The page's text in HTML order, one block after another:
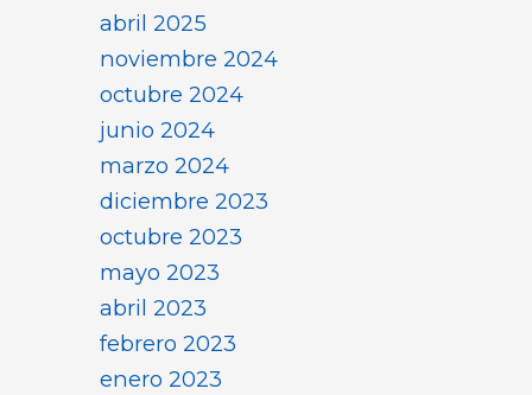
abril 2025
noviembre 2024
octubre 2024
junio 2024
marzo 2024
diciembre 2023
octubre 2023
mayo 2023
abril 2023
febrero 2023
enero 2023